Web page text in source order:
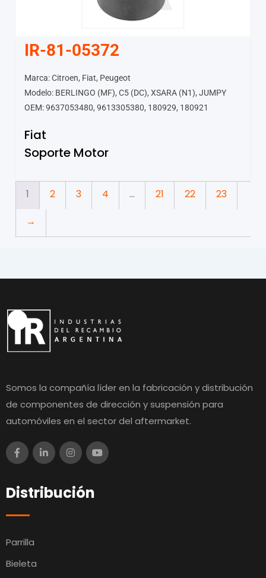
IR-81-05372
Marca: Citroen, Fiat, Peugeot
Modelo: BERLINGO (MF), C5 (DC), XSARA (N1), JUMPY
OEM: 9637053480, 9613305380, 180929, 180921
Fiat
Soporte Motor
1 2 3 4 … 21 22
23
→
Somos la compañía líder en la fabricación y distribución
de componentes de dirección y suspensión para
automóviles en el sector del aftermarket.
Distribución
Parrilla
Bieleta